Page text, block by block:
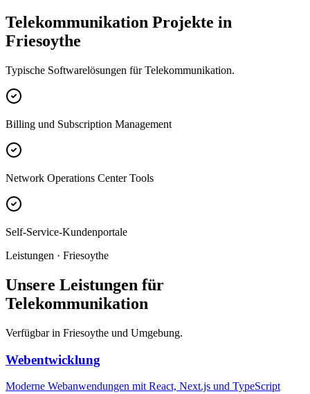
Telekommunikation Projekte in
Friesoythe
Typische Softwarelösungen für Telekommunikation.
Billing und Subscription Management
Network Operations Center Tools
Self-Service-Kundenportale
Leistungen · Friesoythe
Unsere Leistungen für
Telekommunikation
Verfügbar in Friesoythe und Umgebung.
Webentwicklung
Moderne Webanwendungen mit React, Next.js und TypeScript